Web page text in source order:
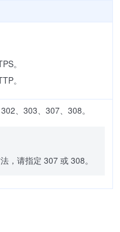
。
。
、303、307、308。
，请指定 307 或 308。